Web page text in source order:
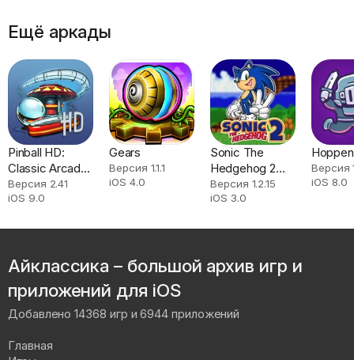
Ещё аркады
Pinball HD:
Classic Arcade,
Zen + Space
Games
Версия 2.41
iOS 9.0
Gears
Версия 1.1.1
iOS 4.0
Sonic The
Hedgehog 2
Classic
Версия 1.2.15
iOS 3.0
Версия
iOS 8.0
Айклассика – большой архив игр и
приложений для iOS
Добавлено 14368 игр и 6944 приложений
Главная